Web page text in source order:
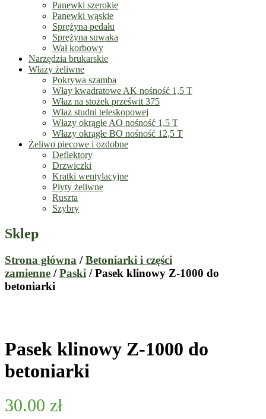
Panewki szerokie
Panewki wąskie
Sprężyna pedału
Sprężyna suwaka
Wał korbowy
Narzędzia brukarskie
Włazy żeliwne
Pokrywa szamba
Włay kwadratowe AK nośność 1,5 T
Właz na stożek prześwit 375
Właz studni teleskopowej
Włazy okrągłe AO nośność 1,5 T
Włazy okrągłe BO nośność 12,5 T
Żeliwo piecowe i ozdobne
Deflektory
Drzwiczki
Kratki wentylacyjne
Płyty żeliwne
Ruszta
Szybry
Sklep
Strona główna /Betoniarki i części
zamienne /Paski / Pasek klinowy Z-1000 do
betoniarki
Pasek klinowy Z-1000 do
betoniarki
30.00 zł